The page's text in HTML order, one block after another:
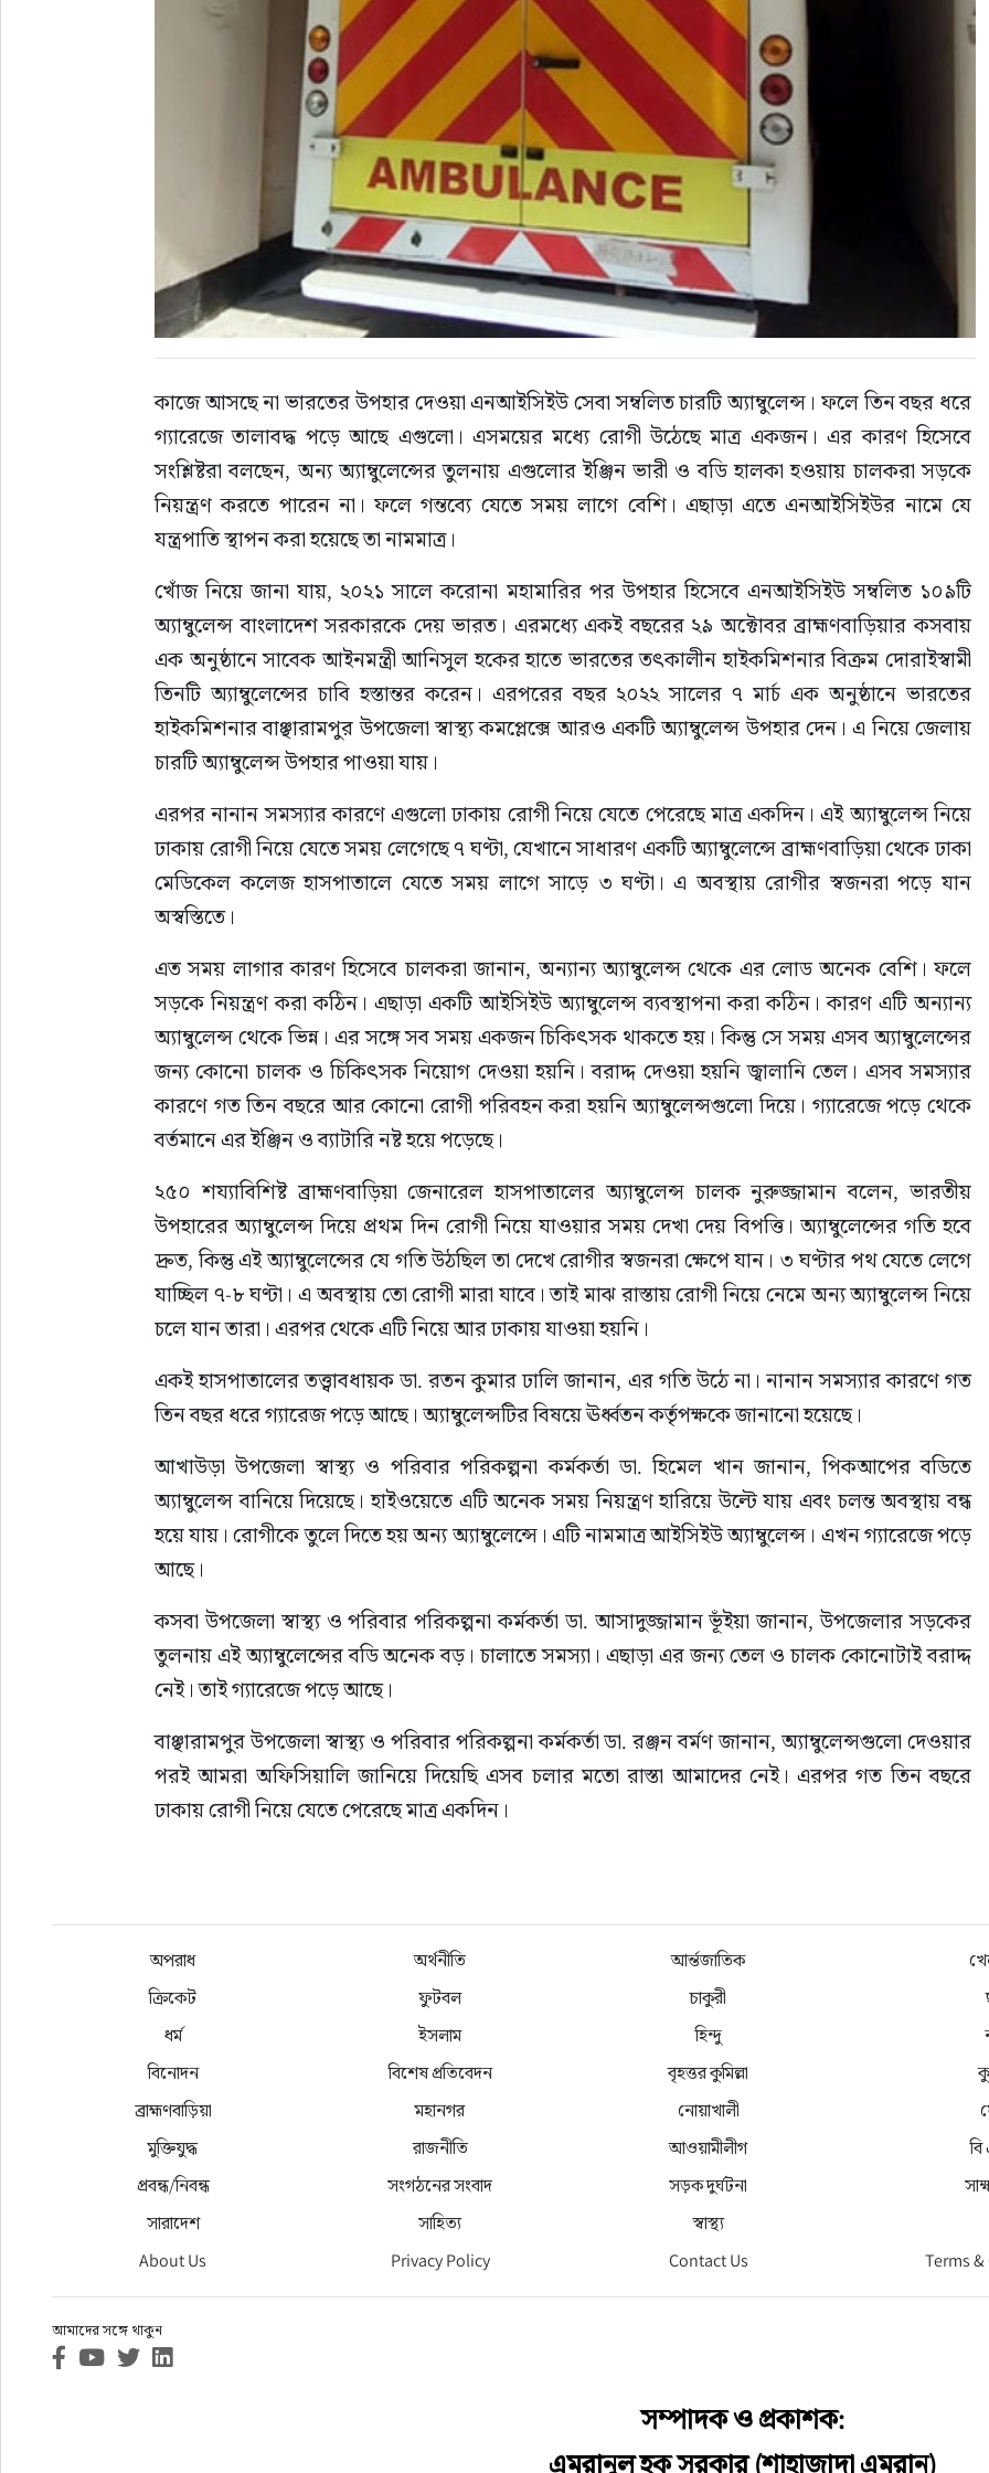
কাজে আসছে না ভারতের উপহার দেওয়া এনআইসিইউ সেবা সম্বলিত চারটি অ্যাম্বুলেন্স। ফলে তিন বছর ধরে
গ্যারেজে তালাবদ্ধ পড়ে আছে এগুলো। এসময়ের মধ্যে রোগী উঠেছে মাত্র একজন। এর কারণ হিসেবে
সংশ্লিষ্টরা বলছেন, অন্য অ্যাম্বুলেন্সের তুলনায় এগুলোর ইঞ্জিন ভারী ও বডি হালকা হওয়ায় চালকরা সড়কে
নিয়ন্ত্রণ করতে পারেন না। ফলে গন্তব্যে যেতে সময় লাগে বেশি। এছাড়া এতে এনআইসিইউর নামে যে
যন্ত্রপাতি স্থাপন করা হয়েছে তা নামমাত্র।
খোঁজ নিয়ে জানা যায়, ২০২১ সালে করোনা মহামারির পর উপহার হিসেবে এনআইসিইউ সম্বলিত ১০৯টি
অ্যাম্বুলেন্স বাংলাদেশ সরকারকে দেয় ভারত। এরমধ্যে একই বছরের ২৯ অক্টোবর ব্রাহ্মণবাড়িয়ার কসবায়
এক অনুষ্ঠানে সাবেক আইনমন্ত্রী আনিসুল হকের হাতে ভারতের তৎকালীন হাইকমিশনার বিক্রম দোরাইস্বামী
তিনটি অ্যাম্বুলেন্সের চাবি হস্তান্তর করেন। এরপরের বছর ২০২২ সালের ৭ মার্চ এক অনুষ্ঠানে ভারতের
হাইকমিশনার বাঞ্ছারামপুর উপজেলা স্বাস্থ্য কমপ্লেক্সে আরও একটি অ্যাম্বুলেন্স উপহার দেন। এ নিয়ে জেলায়
চারটি অ্যাম্বুলেন্স উপহার পাওয়া যায়।
এরপর নানান সমস্যার কারণে এগুলো ঢাকায় রোগী নিয়ে যেতে পেরেছে মাত্র একদিন। এই অ্যাম্বুলেন্স নিয়ে
ঢাকায় রোগী নিয়ে যেতে সময় লেগেছে ৭ ঘণ্টা, যেখানে সাধারণ একটি অ্যাম্বুলেন্সে ব্রাহ্মণবাড়িয়া থেকে ঢাকা
মেডিকেল কলেজ হাসপাতালে যেতে সময় লাগে সাড়ে ৩ ঘণ্টা। এ অবস্থায় রোগীর স্বজনরা পড়ে যান
অস্বস্তিতে।
এত সময় লাগার কারণ হিসেবে চালকরা জানান, অন্যান্য অ্যাম্বুলেন্স থেকে এর লোড অনেক বেশি। ফলে
সড়কে নিয়ন্ত্রণ করা কঠিন। এছাড়া একটি আইসিইউ অ্যাম্বুলেন্স ব্যবস্থাপনা করা কঠিন। কারণ এটি অন্যান্য
অ্যাম্বুলেন্স থেকে ভিন্ন। এর সঙ্গে সব সময় একজন চিকিৎসক থাকতে হয়। কিন্তু সে সময় এসব অ্যাম্বুলেন্সের
জন্য কোনো চালক ও চিকিৎসক নিয়োগ দেওয়া হয়নি। বরাদ্দ দেওয়া হয়নি জ্বালানি তেল। এসব সমস্যার
কারণে গত তিন বছরে আর কোনো রোগী পরিবহন করা হয়নি অ্যাম্বুলেন্সগুলো দিয়ে। গ্যারেজে পড়ে থেকে
বর্তমানে এর ইঞ্জিন ও ব্যাটারি নষ্ট হয়ে পড়েছে।
২৫০ শয্যাবিশিষ্ট ব্রাহ্মণবাড়িয়া জেনারেল হাসপাতালের অ্যাম্বুলেন্স চালক নুরুজ্জামান বলেন, ভারতীয়
উপহারের অ্যাম্বুলেন্স দিয়ে প্রথম দিন রোগী নিয়ে যাওয়ার সময় দেখা দেয় বিপত্তি। অ্যাম্বুলেন্সের গতি হবে
দ্রুত, কিন্তু এই অ্যাম্বুলেন্সের যে গতি উঠছিল তা দেখে রোগীর স্বজনরা ক্ষেপে যান। ৩ ঘণ্টার পথ যেতে লেগে
যাচ্ছিল ৭-৮ ঘণ্টা। এ অবস্থায় তো রোগী মারা যাবে। তাই মাঝ রাস্তায় রোগী নিয়ে নেমে অন্য অ্যাম্বুলেন্স নিয়ে
চলে যান তারা। এরপর থেকে এটি নিয়ে আর ঢাকায় যাওয়া হয়নি।
একই হাসপাতালের তত্ত্বাবধায়ক ডা. রতন কুমার ঢালি জানান, এর গতি উঠে না। নানান সমস্যার কারণে গত
তিন বছর ধরে গ্যারেজ পড়ে আছে। অ্যাম্বুলেন্সটির বিষয়ে ঊর্ধ্বতন কর্তৃপক্ষকে জানানো হয়েছে।
আখাউড়া উপজেলা স্বাস্থ্য ও পরিবার পরিকল্পনা কর্মকর্তা ডা. হিমেল খান জানান, পিকআপের বডিতে
অ্যাম্বুলেন্স বানিয়ে দিয়েছে। হাইওয়েতে এটি অনেক সময় নিয়ন্ত্রণ হারিয়ে উল্টে যায় এবং চলন্ত অবস্থায় বন্ধ
হয়ে যায়। রোগীকে তুলে দিতে হয় অন্য অ্যাম্বুলেন্সে। এটি নামমাত্র আইসিইউ অ্যাম্বুলেন্স। এখন গ্যারেজে পড়ে
আছে।
কসবা উপজেলা স্বাস্থ্য ও পরিবার পরিকল্পনা কর্মকর্তা ডা. আসাদুজ্জামান ভূঁইয়া জানান, উপজেলার সড়কের
তুলনায় এই অ্যাম্বুলেন্সের বডি অনেক বড়। চালাতে সমস্যা। এছাড়া এর জন্য তেল ও চালক কোনোটাই বরাদ্দ
নেই। তাই গ্যারেজে পড়ে আছে।
বাঞ্ছারামপুর উপজেলা স্বাস্থ্য ও পরিবার পরিকল্পনা কর্মকর্তা ডা. রঞ্জন বর্মণ জানান, অ্যাম্বুলেন্সগুলো দেওয়ার
পরই আমরা অফিসিয়ালি জানিয়ে দিয়েছি এসব চলার মতো রাস্তা আমাদের নেই। এরপর গত তিন বছরে
ঢাকায় রোগী নিয়ে যেতে পেরেছে মাত্র একদিন।
অপরাধ অর্থনীতি আর্ন্তজাতিক
ক্রিকেট
ফুটবল চাকুরী
ধর্ম
ইসলাম হিন্দু
বিনোদন
বিশেষ প্রতিবেদন বৃহত্তর কুমিল্লা
ব্রাহ্মণবাড়িয়া
মহানগর নোয়াখালী
মুক্তিযুদ্ধ
রাজনীতি আওয়ামীলীগ
প্রবন্ধ/নিবন্ধ
সংগঠনের সংবাদ সড়ক দুর্ঘটনা
সারাদেশ
সাহিত্য স্বাস্থ্য
About Us
Privacy Policy Contact Us Terms
আমাদের সঙ্গে থাকুন
সম্পাদক ও প্রকাশক:
এমরানুল হক সরকার (শাহাজাদা এমরান)